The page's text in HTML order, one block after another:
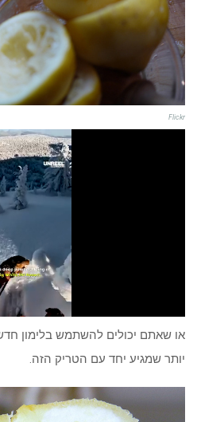
Flickr
או שאתם יכולים להשתמש בלימון
יותר שמגיע יחד עם הטריק הזה.